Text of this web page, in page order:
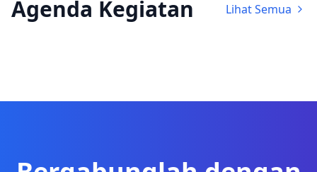
Agenda Kegiatan Lihat Semua